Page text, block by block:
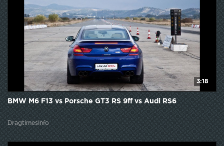
3:18
BMW M6 F13 vs Porsche GT3 RS 9ff vs Audi RS6
DragtimesInfo